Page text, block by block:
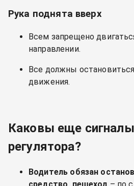
Рука поднята вверх
Всем запрещено
направлении.
Все должны
движения.
Каковы еще
регулятора?
Водитель обязан